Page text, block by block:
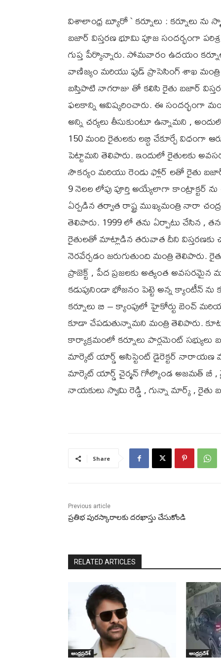
విశాలాంధ్ర బ్యూరో ` కర్నూలు : కర్నూలు
బజార్ విస్తరణ భూమి పూజ సందర్భంగా
గుప్త పేర్కొన్నారు. సోమవారం ఉదయం
వాణిజ్యం మరియు ఫుడ్ ప్రాసెసింగ్ శాఖ మంత్రి
బస్తిపాటి నాగరాజు తో కలిసి రైతు బజార్
ఫలకాన్ని ఆవిష్కరించారు. ఈ సందర్భంగా
అన్ని చర్యలు తీసుకుంటూ ఉన్నామని ,
150 మంది రైతులకు లబ్ధి చేకూర్చే
పెట్టామని తెలిపారు. ఇందులో రైతులకు
సౌకర్యం మరియు రెండు ఫ్లోర్ లతో రైతు
9 నెలల లోపు పూర్తి అయ్యేలాగా కాంట్రాక్టర్
ఏర్పడిన తర్వాత రాష్ట్ర ముఖ్యమంత్రి నారా
తెలిపారు. 1999 లో తను ఏర్పాటు చేసిన ,
రైతులతో మాట్లాడిన తరువాత దీని
నెరవేర్చడం జరుగుతుంది మంత్రి తెలిపారు.
ప్రాజెక్ట్ , పేద ప్రజలకు అత్యంత
కడుపునిండా భోజనం పెట్టె అన్న క్యాంటీన్
కర్నూలు బి – క్యాంపులో హైకోర్టు బెంచ్
కూడా చేపడుతున్నామని మంత్రి తెలిపారు.
కార్యాక్రమంలో కర్నూలు పార్లమెంట్ సభ్యులు
మార్కెట్ యార్డ్ అసిస్టెంట్ డైరెక్టర్ నారాయణ
మార్కెట్ యార్డ్ చైర్మన్ గోల్కొండ అజమత్ బీ ,
నాయకులు స్వామి రెడ్డి , గున్నా మార్క్ ,
Share
Previous article
ప్రతిభ పురస్కారాలకు దరఖాస్తు చేసుకోండి
RELATED ARTICLES
ఆంధ్రప్రదేశ్ ఆంధ్రప్రదేశ్